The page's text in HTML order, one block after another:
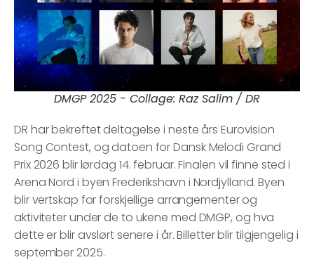
DMGP 2025 - Collage: Raz Salim / DR
DR har bekreftet deltagelse i neste års Eurovision
Song Contest, og datoen for Dansk Melodi Grand
Prix 2026 blir lørdag 14. februar. Finalen vil finne sted i
Arena Nord i byen Frederikshavn i Nordjylland. Byen
blir vertskap for forskjellige arrangementer og
aktiviteter under de to ukene med DMGP, og hva
dette er blir avslørt senere i år. Billetter blir tilgjengelig i
september 2025.